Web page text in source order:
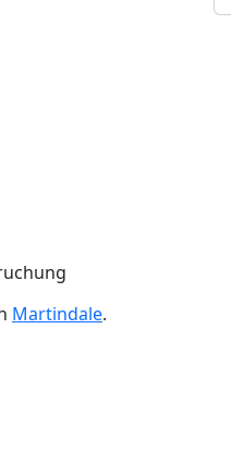
Martindale.